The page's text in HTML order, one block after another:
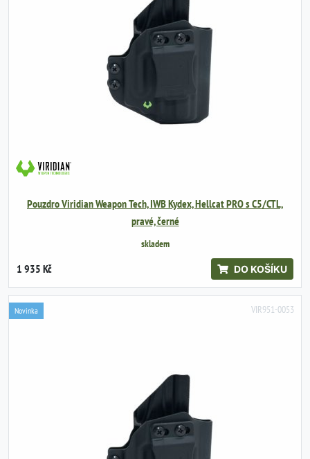
Pouzdro Viridian Weapon Tech, IWB Kydex, Hellcat PRO s C5/CTL,
pravé, černé
skladem
1 935 Kč DO KOŠÍKU
VIR951-0053
Novinka